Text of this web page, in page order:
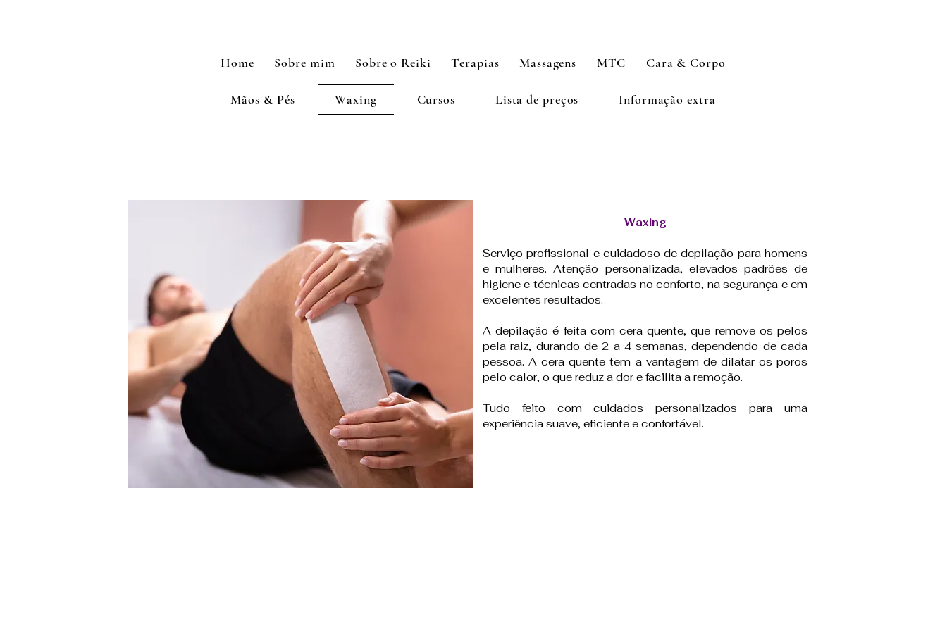
Waxing
Serviço profissional e cuidadoso de depilação para homens
e mulheres. Atenção personalizada, elevados padrões de
higiene e técnicas centradas no conforto, na segurança e em
excelentes resultados.
A depilação é feita com cera quente, que remove os pelos
pela raiz, durando de 2 a 4 semanas, dependendo de cada
pessoa. A cera quente tem a vantagem de dilatar os poros
pelo calor, o que reduz a dor e facilita a remoção.
Tudo feito com cuidados personalizados para uma
experiência suave, eficiente e confortável.
Home Sobre mim Sobre o Reiki Terapias Massagens MTC Cara & Corpo
Mãos & Pés Waxing Cursos Lista de preços Informação extra